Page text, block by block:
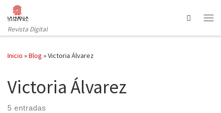
Saltar al contenido
Revista Digital
Search
Inicio »Blog »Victoria Álvarez
Victoria Álvarez
5 entradas